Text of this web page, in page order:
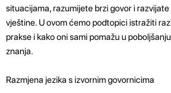
situacijama, razumijete brzi govor i
vještine. U ovom ćemo podtopici istražiti
prakse i kako oni sami pomažu u
znanja.
Razmjena jezika s izvornim govornicima